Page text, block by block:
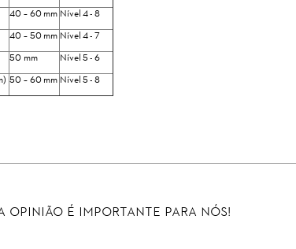
40 – 60 mm Nível 4 - 8
40 – 50 mm Nível 4 - 7
50 mm
Nível 5 - 6
50 – 60 mm Nível 5 - 8
opinião é importante para nós!